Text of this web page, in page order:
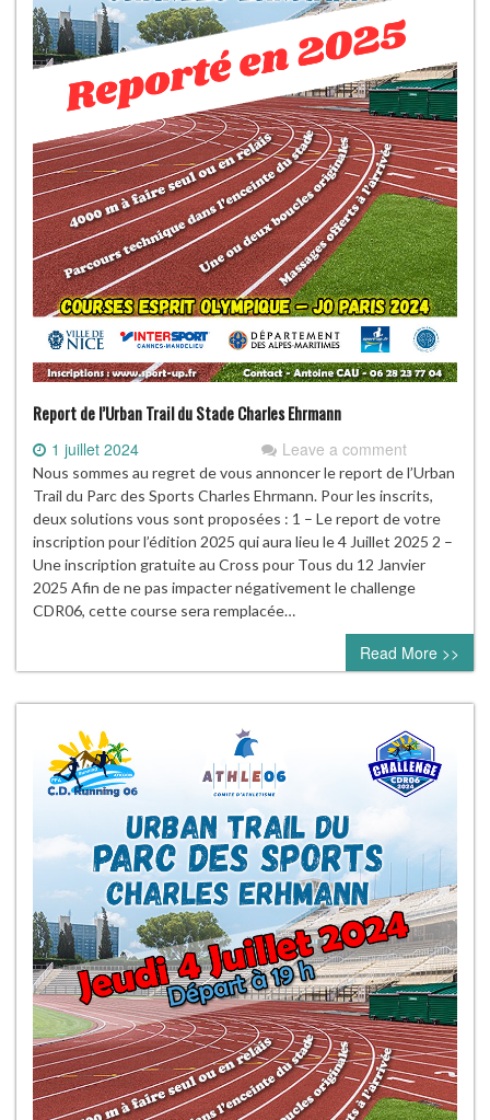
Report de l’Urban Trail du Stade Charles Ehrmann
1 juillet 2024 Leave a comment
Nous sommes au regret de vous annoncer le report de l’Urban
Trail du Parc des Sports Charles Ehrmann. Pour les inscrits,
deux solutions vous sont proposées : 1 – Le report de votre
inscription pour l’édition 2025 qui aura lieu le 4 Juillet 2025 2 –
Une inscription gratuite au Cross pour Tous du 12 Janvier
2025 Afin de ne pas impacter négativement le challenge
CDR06, cette course sera remplacée…
Read More >>